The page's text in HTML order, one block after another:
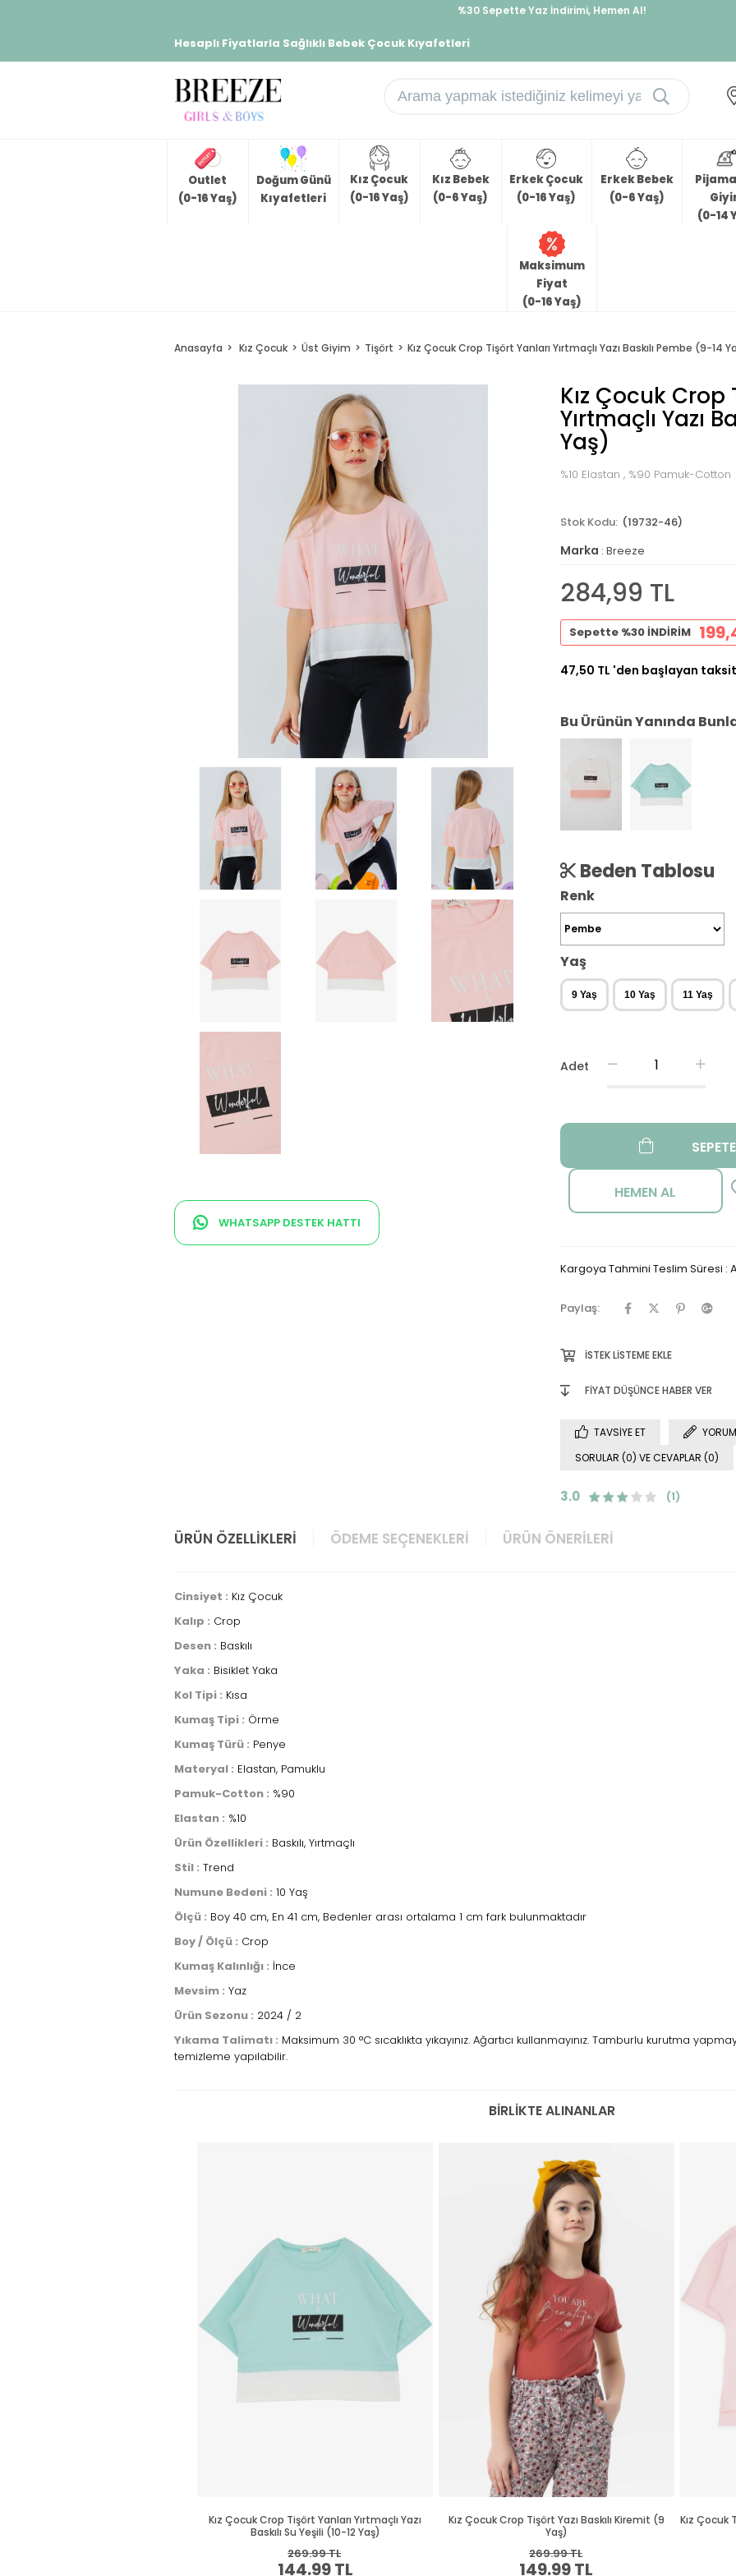
%30 Sepette Yaz İndirimi, Hemen Al!
Hesaplı Fiyatlarla Sağlıklı Bebek Çocuk Kıyafetleri
Outlet
(0-16 Yaş)
Doğum Günü
Kıyafetleri
Kız Çocuk
(0-16 Yaş)
Kız Bebek
(0-6 Yaş)
Erkek Çocuk
(0-16 Yaş)
Erkek Bebek
(0-6 Yaş)
(0-14
Maksimum
Fiyat
(0-16 Yaş)
Anasayfa Kız Çocuk Üst Giyim Tişört Kız Çocuk Crop Tişört Yanları Yırtmaçlı Yazı Baskılı Pembe (9-14
WHATSAPP DESTEK HATTI
Kız Çocuk Crop
Yırtmaçlı Yazı
Yaş)
%10 Elastan , %90 Pamuk-Cotton
(19732-46)
Marka : Breeze
284,99 TL
Sepette %30 İNDİRİM
47,50 TL 'den başlayan
Bu Ürünün Yanında
Beden Tablosu
Renk
Yaş
9 Yaş 10 Yaş 11 Yaş
Adet
Kargoya Tahmini Teslim Süresi :
Paylaş:
İSTEK LISTEME EKLE
FIYAT DÜŞÜNCE HABER VER
TAVSIYE ET
SORULAR (0) VE CEVAPLAR (0)
3.0 (1)
ÜRÜN ÖZELLIKLERI ÖDEME SEÇENEKLERI ÜRÜN ÖNERILERI
Cinsiyet : Kız Çocuk
Kalıp : Crop
Desen : Baskılı
Yaka : Bisiklet Yaka
Kol Tipi : Kısa
Kumaş Tipi : Örme
Kumaş Türü : Penye
Materyal : Elastan, Pamuklu
Pamuk-Cotton : %90
Elastan : %10
Ürün Özellikleri : Baskılı, Yırtmaçlı
Stil : Trend
Numune Bedeni : 10 Yaş
Ölçü : Boy 40 cm, En 41 cm, Bedenler arası ortalama 1 cm fark bulunmaktadır
Boy / Ölçü : Crop
Kumaş Kalınlığı : İnce
Mevsim : Yaz
Ürün Sezonu : 2024 / 2
Yıkama Talimatı : Maksimum 30 °C sıcaklıkta yıkayınız. Ağartıcı kullanmayınız. Tamburlu kurutma
temizleme yapılabilir.